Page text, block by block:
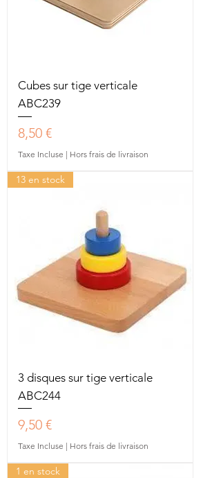
Cubes sur tige verticale
ABC239
Prix
8,50 €
Taxe Incluse | Hors frais de livraison
13 en stock
3 disques sur tige verticale
ABC244
Prix
9,50 €
Taxe Incluse | Hors frais de livraison
1 en stock